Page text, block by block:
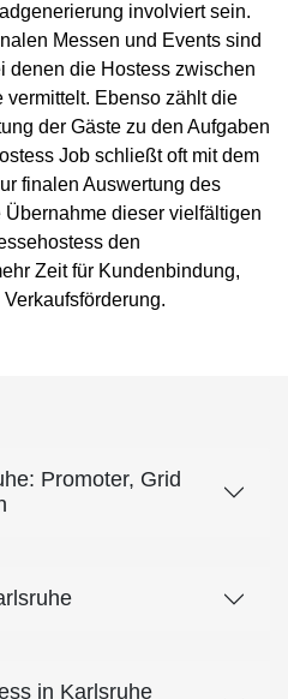
involviert sein.
Messen und Events sind
denen die Hostess zwischen
Ebenso zählt die
der Gäste zu den Aufgaben
Job schließt oft mit dem
finalen Auswertung des
dieser vielfältigen
den
Zeit für Kundenbindung,
Promoter, Grid
in Karlsruhe